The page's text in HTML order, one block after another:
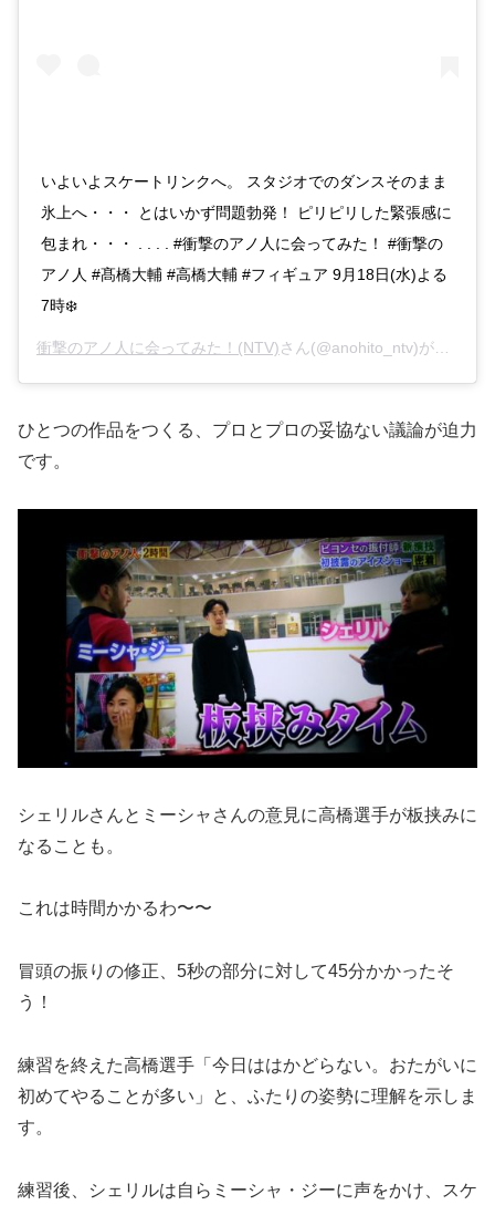
いよいよスケートリンクへ。 スタジオでのダンスそのまま
氷上へ・・・ とはいかず問題勃発！ ピリピリした緊張感に
包まれ・・・ . . . . #衝撃のアノ人に会ってみた！ #衝撃の
アノ人 #髙橋大輔 #高橋大輔 #フィギュア 9月18日(水)よる
7時❄️
衝撃のアノ人に会ってみた！(NTV)さん(@anohito_ntv)がシェアした投稿 –
ひとつの作品をつくる、プロとプロの妥協ない議論が迫力
です。
シェリルさんとミーシャさんの意見に高橋選手が板挟みに
なることも。
これは時間かかるわ〜〜
冒頭の振りの修正、5秒の部分に対して45分かかったそ
う！
練習を終えた高橋選手「今日ははかどらない。おたがいに
初めてやることが多い」と、ふたりの姿勢に理解を示しま
す。
練習後、シェリルは自らミーシャ・ジーに声をかけ、スケ